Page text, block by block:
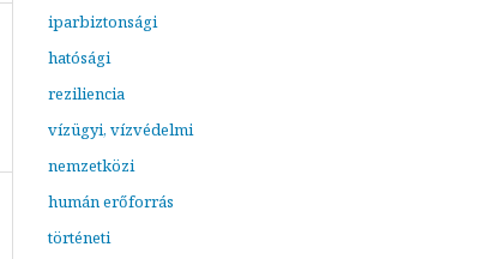
iparbiztonsági
hatósági
reziliencia
vízügyi, vízvédelmi
nemzetközi
humán erőforrás
történeti